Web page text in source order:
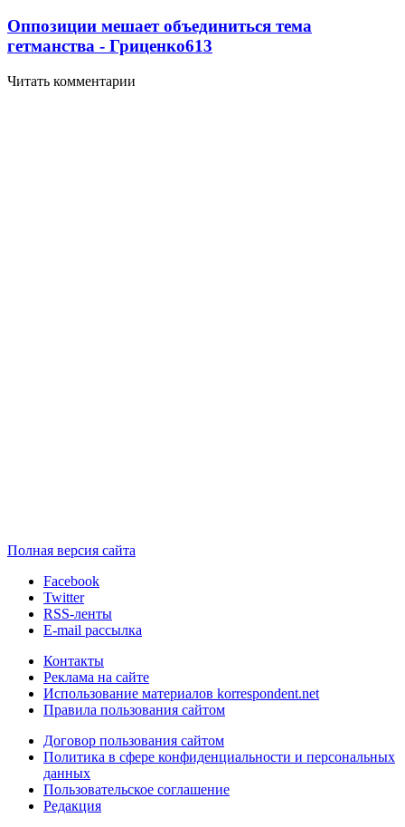
Оппозиции мешает объединиться тема
гетманства - Гриценко613
Читать комментарии
Полная версия сайта
Facebook
Twitter
RSS-ленты
E-mail рассылка
Контакты
Реклама на сайте
Использование материалов korrespondent.net
Правила пользования сайтом
Договор пользования сайтом
Политика в сфере конфиденциальности и персональных
данных
Пользовательское соглашение
Редакция